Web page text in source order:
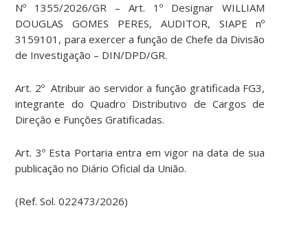
Nº 1355/2026/GR – Art. 1º Designar WILLIAM
DOUGLAS GOMES PERES, AUDITOR, SIAPE nº
3159101, para exercer a função de Chefe da Divisão
de Investigação – DIN/DPD/GR.
Art. 2º Atribuir ao servidor a função gratificada FG3,
integrante do Quadro Distributivo de Cargos de
Direção e Funções Gratificadas.
Art. 3º Esta Portaria entra em vigor na data de sua
publicação no Diário Oficial da União.
(Ref. Sol. 022473/2026)